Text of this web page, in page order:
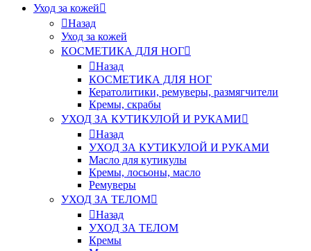
Уход за кожей
Назад
Уход за кожей
КОСМЕТИКА ДЛЯ НОГ
Назад
КОСМЕТИКА ДЛЯ НОГ
Кератолитики, ремуверы, размягчители
Кремы, скрабы
УХОД ЗА КУТИКУЛОЙ И РУКАМИ
Назад
УХОД ЗА КУТИКУЛОЙ И РУКАМИ
Масло для кутикулы
Кремы, лосьоны, масло
Ремуверы
УХОД ЗА ТЕЛОМ
Назад
УХОД ЗА ТЕЛОМ
Кремы